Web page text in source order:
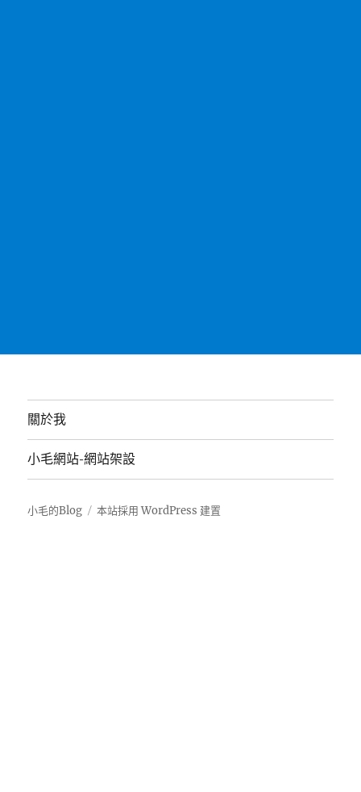
關於我
小毛網站-網站架設
小毛的Blog 本站採用 WordPress 建置